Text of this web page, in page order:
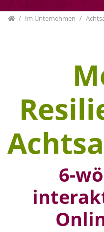
HomeIm Unternehmen
6-